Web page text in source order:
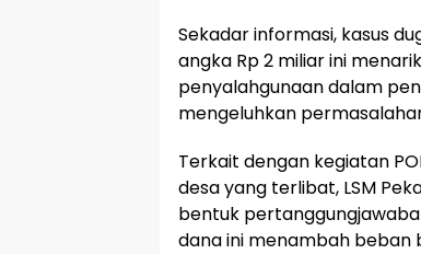
Sekadar informasi, kasus
angka Rp 2 miliar ini
penyalahgunaan dalam
mengeluhkan
Terkait dengan kegiatan
desa yang terlibat, LSM
bentuk
dana ini menambah beban